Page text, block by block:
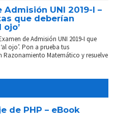
Admisión UNI 2019-I –
que deberían
ojo’
de Admisión UNI 2019-I que
ojo’. Pon a prueba tus
Razonamiento Matemático y resuelve
de PHP – eBook